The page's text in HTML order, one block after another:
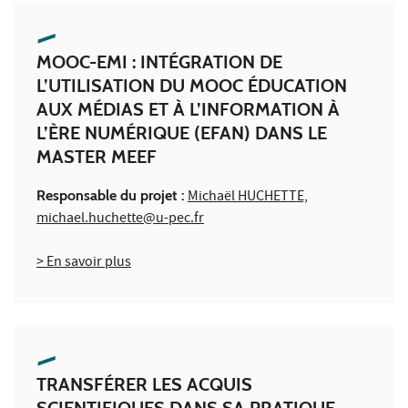
MOOC-EMI : INTÉGRATION DE
L’UTILISATION DU MOOC ÉDUCATION
AUX MÉDIAS ET À L’INFORMATION À
L’ÈRE NUMÉRIQUE (EFAN) DANS LE
MASTER MEEF
Responsable du projet : Michaël HUCHETTE,
michael.huchette@u-pec.fr
> En savoir plus
TRANSFÉRER LES ACQUIS